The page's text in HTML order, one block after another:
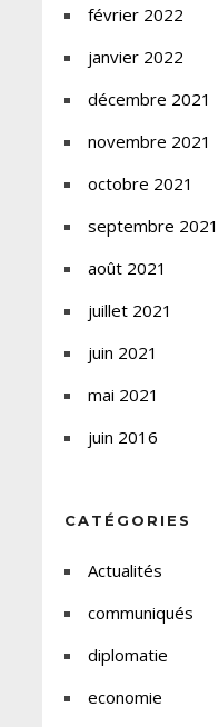
février 2022
janvier 2022
décembre 2021
novembre 2021
octobre 2021
septembre 2021
août 2021
juillet 2021
juin 2021
mai 2021
juin 2016
CATÉGORIES
Actualités
communiqués
diplomatie
economie